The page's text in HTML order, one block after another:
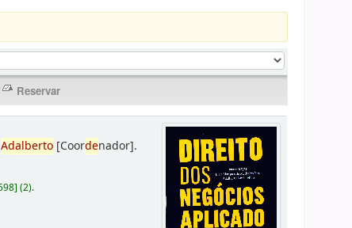
Adalberto [Coordenador].
](2).